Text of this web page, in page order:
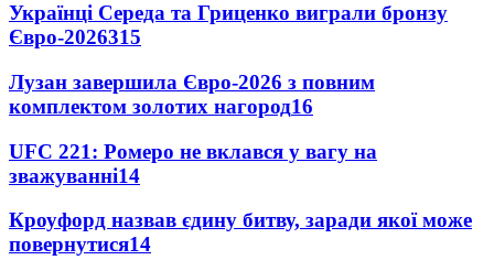
Українці Середа та Гриценко виграли бронзу
Євро-2026315
Лузан завершила Євро-2026 з повним
комплектом золотих нагород16
UFC 221: Ромеро не вклався у вагу на
зважуванні14
Кроуфорд назвав єдину битву, заради якої може
повернутися14